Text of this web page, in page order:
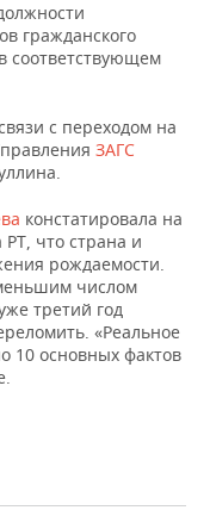
гражданского
соответствующем
с переходом на
ЗАГС
констатировала на
что страна и
рождаемости.
числом
третий год
«Реальное
10 основных фактов